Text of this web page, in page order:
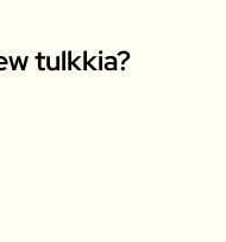
tulkkia?